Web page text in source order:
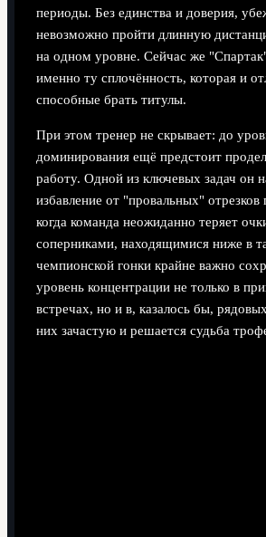
периоды. Без единства и доверия,
невозможно пройти длинную
на одном уровне. Сейчас же
именно ту сплочённость, которая и
способные брать титулы.
При этом тренер не скрывает: до
доминирования ещё предстоит
работу. Одной из ключевых задач он
избавление от "провальных" отрезков
когда команда неожиданно теряет
соперниками, находящимися ниже в
чемпионской гонки крайне важно
уровень концентрации не только в
встречах, но и в, казалось бы,
них зачастую и решается судьба